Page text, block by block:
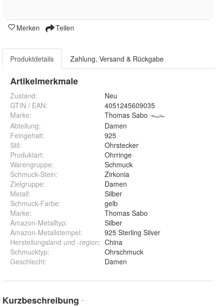
Merken Teilen
Produktdetails Zahlung, Versand & Rückgabe
Artikelmerkmale
Zustand:
Neu
GTIN / EAN:
4051245609035
Marke:
Thomas Sabo
Abteilung:
Damen
Feingehalt:
925
Stil:
Ohrstecker
Produktart:
Ohrringe
Warengruppe:
Schmuck
Schmuck-Stein:
Zirkonia
Zielgruppe:
Damen
Metall:
Silber
Schmuck-Farbe:
gelb
Marke:
Thomas Sabo
Amazon-Metalltyp:
Silber
Amazon-Metallstempel:
925 Sterling Silver
Herstellungsland und -region: China
Schmucktyp:
Ohrschmuck
Geschlecht: Damen
Kurzbeschreibung *